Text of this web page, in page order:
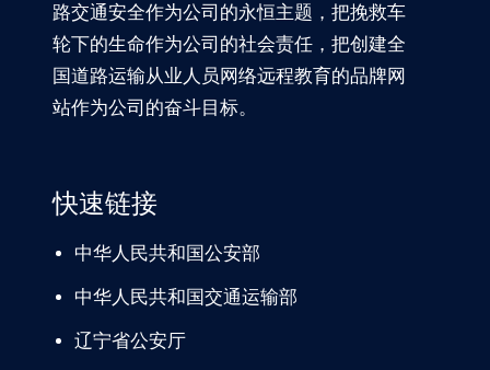
路交通安全作为公司的永恒主题，把挽救车
轮下的生命作为公司的社会责任，把创建全
国道路运输从业人员网络远程教育的品牌网
站作为公司的奋斗目标。
快速链接
中华人民共和国公安部
中华人民共和国交通运输部
辽宁省公安厅